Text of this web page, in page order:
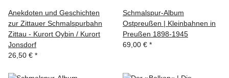
Anekdoten und Geschichten
zur Zittauer Schmalspurbahn
Zittau - Kurort Oybin / Kurort
Jonsdorf
26,50 € *
Schmalspur-Album
Ostpreußen | Kleinbahnen in
Preußen 1898-1945
69,00 € *